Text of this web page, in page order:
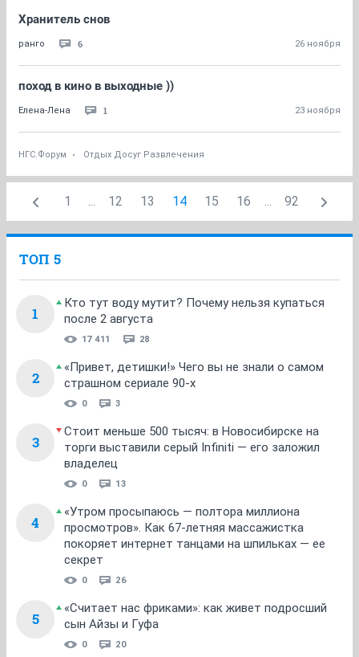
Хранитель снов
ранго 6 26 ноября
поход в кино в выходные ))
Елена-Лена 1 23 ноября
НГС.Форум Отдых Досуг Развлечения
1 ... 12 13 14 15 16 ... 92
ТОП 5
1
Кто тут воду мутит? Почему нельзя купаться
после 2 августа
17 411 28
2
«Привет, детишки!» Чего вы не знали о самом
страшном сериале 90-х
0 3
3
Стоит меньше 500 тысяч: в Новосибирске на
торги выставили серый Infiniti — его заложил
владелец
0 13
4
«Утром просыпаюсь — полтора миллиона
просмотров». Как 67-летняя массажистка
покоряет интернет танцами на шпильках — ее
секрет
0 26
5
«Считает нас фриками»: как живет подросший
сын Айзы и Гуфа
0 20